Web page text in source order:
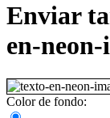
Enviar
en-
Color de fondo: